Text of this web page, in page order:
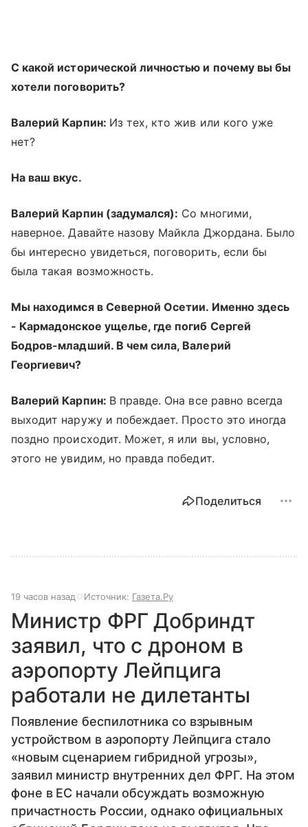
С какой исторической личностью и почему вы бы
хотели поговорить?
Валерий Карпин: Из тех, кто жив или кого уже
нет?
На ваш вкус.
Валерий Карпин (задумался): Со многими,
наверное. Давайте назову Майкла Джордана. Было
бы интересно увидеться, поговорить, если бы
была такая возможность.
Мы находимся в Северной Осетии. Именно здесь
- Кармадонское ущелье, где погиб Сергей
Бодров-младший. В чем сила, Валерий
Георгиевич?
Валерий Карпин: В правде. Она все равно всегда
выходит наружу и побеждает. Просто это иногда
поздно происходит. Может, я или вы, условно,
этого не увидим, но правда победит.
Поделиться
19 часов назад Источник: Газета.Ру
Министр ФРГ Добриндт
заявил, что с дроном в
аэропорту Лейпцига
работали не дилетанты
Появление беспилотника со взрывным
устройством в аэропорту Лейпцига стало
«новым сценарием гибридной угрозы»,
заявил министр внутренних дел ФРГ. На этом
фоне в ЕС начали обсуждать возможную
причастность России, однако официальных